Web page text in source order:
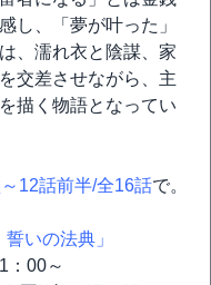
し、「夢が叶った」
、濡れ衣と陰謀、家
交差させながら、主
描く物語となってい
12話前半/全16話で。
いの法典」
：00～